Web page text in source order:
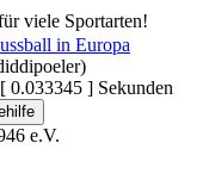
viele Sportarten!
in Europa
0.033345 ] Sekunden